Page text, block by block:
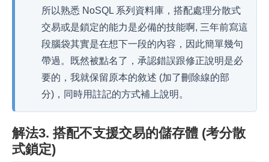
所以熟悉 NoSQL 系列資料庫，搭配處理分散式
交易或是鎖定的能力是必備的技能啊, 三年前寫這
段腦袋其實是在想下一段的內容，因此簡單幾句
帶過。既然被點名了，承認錯誤跟修正說明是必
要的，我就保留原本的敘述 (加了刪除線的部
分)，同時用註記的方式補上說明。
解法3. 搭配不支援交易的儲存體 (考分散
式鎖定)